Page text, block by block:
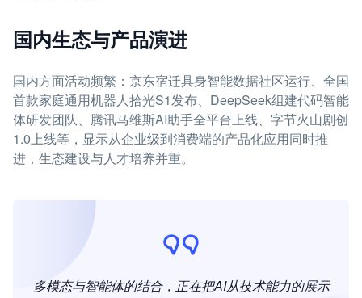
国内生态与产品演进
国内方面活动频繁：京东宿迁具身智能数据社区运行、全国
首款家庭通用机器人拾光S1发布、DeepSeek组建代码智能
体研发团队、腾讯马维斯AI助手全平台上线、字节火山剧创
1.0上线等，显示从企业级到消费端的产品化应用同时推
进，生态建设与人才培养并重。
多模态与智能体的结合，正在把AI从技术能力的展示